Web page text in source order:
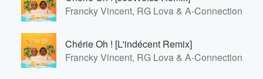
Francky Vincent, RG Lova & A-Connection
Chérie Oh ! [L'indécent Remix]
Francky Vincent, RG Lova & A-Connection